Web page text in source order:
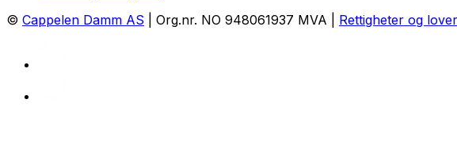
© Cappelen Damm AS | Org.nr. NO 948061937 MVA | Rettigheter og lover